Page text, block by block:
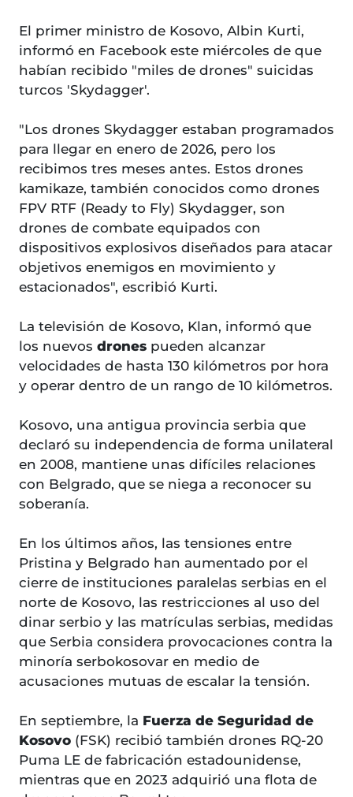
El primer ministro de Kosovo, Albin Kurti,
informó en Facebook este miércoles de que
habían recibido "miles de drones" suicidas
turcos 'Skydagger'.
"Los drones Skydagger estaban programados
para llegar en enero de 2026, pero los
recibimos tres meses antes. Estos drones
kamikaze, también conocidos como drones
FPV RTF (Ready to Fly) Skydagger, son
drones de combate equipados con
dispositivos explosivos diseñados para atacar
objetivos enemigos en movimiento y
estacionados", escribió Kurti.
La televisión de Kosovo, Klan, informó que
los nuevos drones pueden alcanzar
velocidades de hasta 130 kilómetros por hora
y operar dentro de un rango de 10 kilómetros.
Kosovo, una antigua provincia serbia que
declaró su independencia de forma unilateral
en 2008, mantiene unas difíciles relaciones
con Belgrado, que se niega a reconocer su
soberanía.
En los últimos años, las tensiones entre
Pristina y Belgrado han aumentado por el
cierre de instituciones paralelas serbias en el
norte de Kosovo, las restricciones al uso del
dinar serbio y las matrículas serbias, medidas
que Serbia considera provocaciones contra la
minoría serbokosovar en medio de
acusaciones mutuas de escalar la tensión.
En septiembre, la Fuerza de Seguridad de
Kosovo (FSK) recibió también drones RQ-20
Puma LE de fabricación estadounidense,
mientras que en 2023 adquirió una flota de